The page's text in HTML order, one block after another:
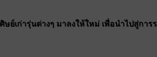
ย์เก่ารุ่นต่างๆ มาลงให้ใหม่ เพื่อนำไปสู่การ